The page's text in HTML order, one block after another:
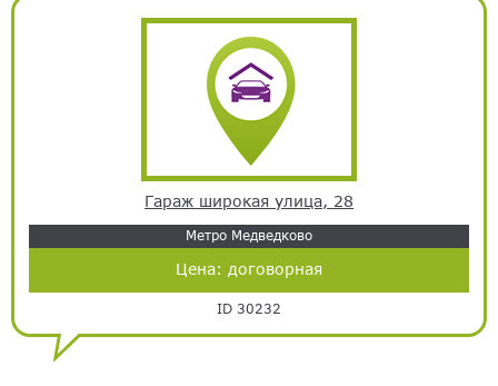
Гараж широкая улица, 28
Метро Медведково
Цена: договорная
ID 30232